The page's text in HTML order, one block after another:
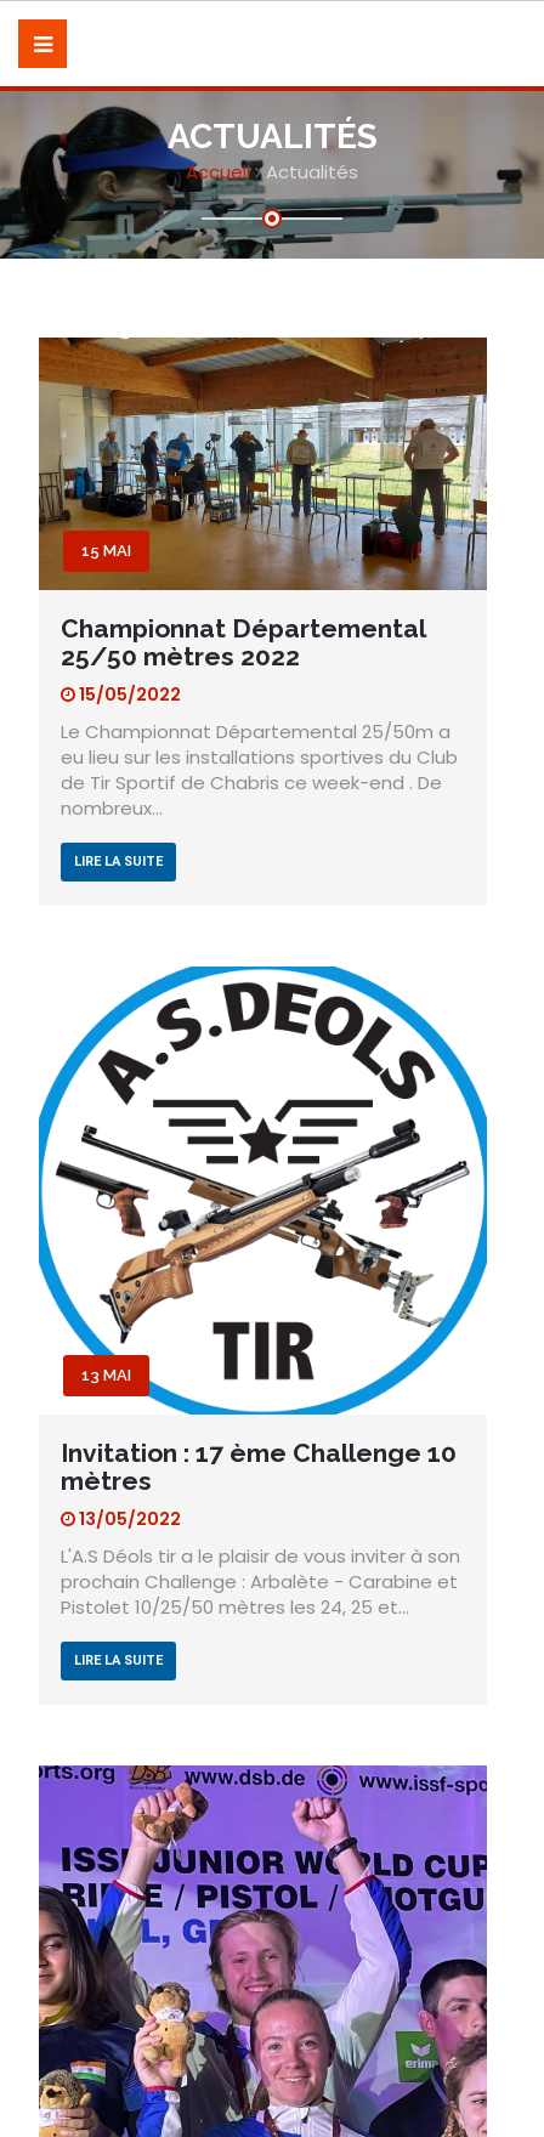
ACTUALITÉS
Accueil Actualités
15 MAI
Championnat Départemental
25/50 mètres 2022
15/05/2022
Le Championnat Départemental 25/50m a
eu lieu sur les installations sportives du Club
de Tir Sportif de Chabris ce week-end . De
nombreux…
LIRE LA SUITE
13 MAI
Invitation : 17 ème Challenge 10
mètres
13/05/2022
L'A.S Déols tir a le plaisir de vous inviter à son
prochain Challenge : Arbalète - Carabine et
Pistolet 10/25/50 mètres les 24, 25 et…
LIRE LA SUITE